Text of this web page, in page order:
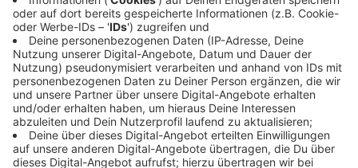
Kreuzung Robert-Blum-Straße/Im Eisholz steht jetzt
eine neue Baustellenampel. Die hatte am Dienstag
schon für erste Staus gesorgt. Die Stadt sagt, das lag
an einer falschen Programmierung der
Ampelschaltung, die jetzt behoben wurde.
Anzeige